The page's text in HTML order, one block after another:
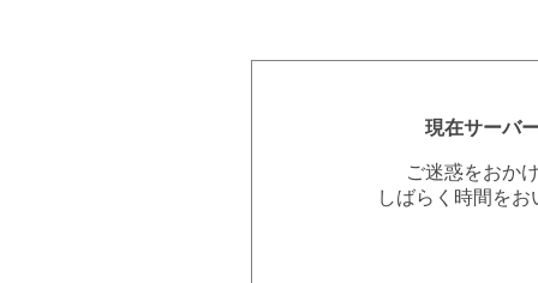
現在サーバ
ご迷惑をおか
しばらく時間を